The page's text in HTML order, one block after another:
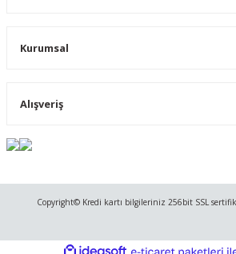
Kurumsal
Alışveriş
Copyright© Kredi kartı bilgileriniz 256bit SSL
ideasoft e-